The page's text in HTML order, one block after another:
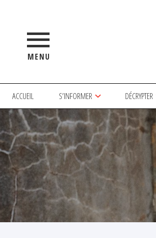
MENU
ACCUEIL S’INFORMER DÉCRYPTER